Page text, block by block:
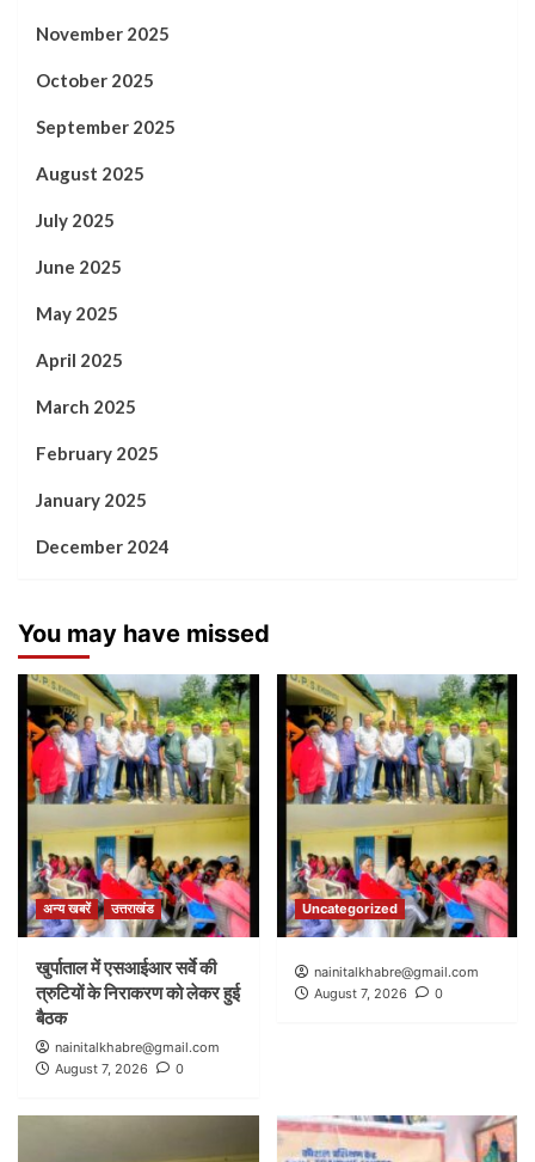
November 2025
October 2025
September 2025
August 2025
July 2025
June 2025
May 2025
April 2025
March 2025
February 2025
January 2025
December 2024
You may have missed
अन्य खबरें उत्तराखंड
खुर्पाताल में एसआईआर सर्वे की
त्रुटियों के निराकरण को लेकर हुई
बैठक
nainitalkhabre@gmail.com
August 7, 2026
0
Uncategorized
nainitalkhabre@gmail.com
August 7, 2026
0